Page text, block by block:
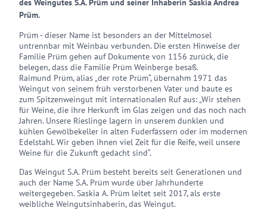
des Weingutes S.A. Prüm und seiner Inhaberin Saskia Andrea
Prüm.
Prüm - dieser Name ist besonders an der Mittelmosel
untrennbar mit Weinbau verbunden. Die ersten Hinweise der
Familie Prüm gehen auf Dokumente von 1156 zurück, die
belegen, dass die Familie Prüm Weinberge besaß.
Raimund Prüm, alias „der rote Prüm“, übernahm 1971 das
Weingut von seinem früh verstorbenen Vater und baute es
zum Spitzenweingut mit internationalen Ruf aus: „Wir stehen
für Weine, die ihre Herkunft im Glas zeigen und das noch nach
Jahren. Unsere Rieslinge lagern in unserem dunklen und
kühlen Gewölbekeller in alten Fuderfässern oder im modernen
Edelstahl. Wir geben ihnen viel Zeit für die Reife, weil unsere
Weine für die Zukunft gedacht sind“.
Das Weingut S.A. Prüm besteht bereits seit Generationen und
auch der Name S.A. Prüm wurde über Jahrhunderte
weitergegeben. Saskia A. Prüm leitet seit 2017, als erste
weibliche Weingutsinhaberin, das Weingut.